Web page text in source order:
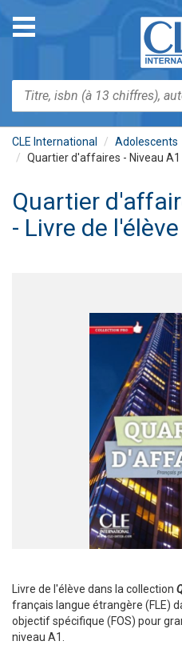
contenu
Toggle
navigation
Rechercher
CLE International
Adolescents
Quartier d'affaires - Niveau A1
Quartier
- Livre de l'élève
Livre de l'élève dans la collection
français langue étrangère (FLE)
objectif spécifique (FOS) pour
niveau A1.